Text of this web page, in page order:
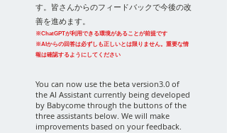
す。皆さんからのフィードバックで今後の改
善を進めます。
※ChatGPTが利用できる環境があることが前提です
※AIからの回答は必ずしも正しいとは限りません。重要な情
報は確認するようにしてください
You can now use the beta version3.0 of
the AI Assistant currently being developed
by Babycome through the buttons of the
three assistants below. We will make
improvements based on your feedback.